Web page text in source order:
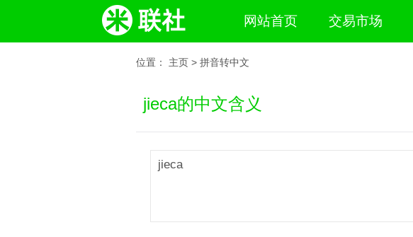
网站首页 交易市场
位置： 主页 > 拼音转中文
jieca的中文含义
jieca